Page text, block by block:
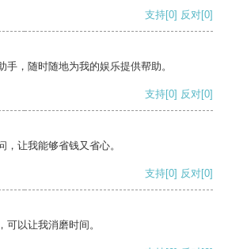
支持[0] 反对[0]
手，随时随地为我的娱乐提供帮助。
支持[0] 反对[0]
让我能够省钱又省心。
支持[0] 反对[0]
可以让我消磨时间。